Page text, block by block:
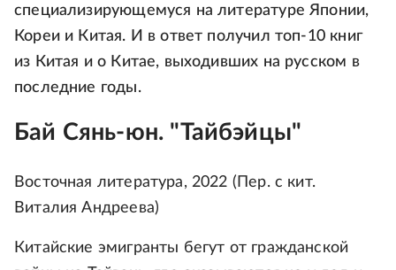
специализирующемуся на литературе Японии,
Кореи и Китая. И в ответ получил топ-10 книг
из Китая и о Китае, выходивших на русском в
последние годы.
Бай Сянь-юн. "Тайбэйцы"
Восточная литература, 2022 (Пер. с кит.
Виталия Андреева)
Китайские эмигранты бегут от гражданской